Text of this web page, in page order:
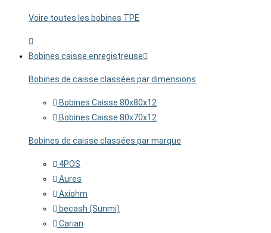
Voire toutes les bobines TPE
Bobines caisse enregistreuse
Bobines de caisse classées par dimensions
Bobines Caisse 80x80x12
Bobines Caisse 80x70x12
Bobines de caisse classées par marque
4POS
Aures
Axiohm
becash (Sunmi)
Carian